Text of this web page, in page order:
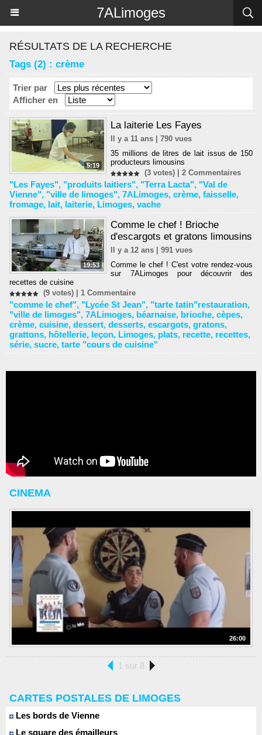
7ALimoges
RÉSULTATS DE LA RECHERCHE
Tags (2) : crème
Trier par
Afficher en
5:19
La laiterie Les Fayes
Il y a 11 ans | 790 vues
35 millions de litres de lait issus de 150
producteurs limousins
(3 votes) |2 Commentaires
"Les Fayes", "produits laitiers", "Terra Lacta", "Val de
Vienne", "ville de limoges", 7ALimoges, crème, faisselle,
fromage, lait, laiterie, Limoges, vache
19:53
Comme le chef ! Brioche
d'escargots et gratons limousins
Il y a 12 ans | 991 vues
Comme le chef ! C'est votre rendez-vous
sur 7ALimoges pour découvrir des
recettes de cuisine
(9 votes) | 1 Commentaire
"comme le chef", "Lycée St Jean", "tarte tatin"restauration,
"ville de limoges", 7ALimoges, béarnaise, brioche, cèpes,
crème, cuisine, dessert, desserts, escargots, gratons,
grattons, hôtellerie, leçon, Limoges, plats, recette, recettes,
série, sucre, tarte "cours de cuisine"
CINEMA
26:00
1 sur 8
CARTES POSTALES DE LIMOGES
Les bords de Vienne
Le square des émailleurs